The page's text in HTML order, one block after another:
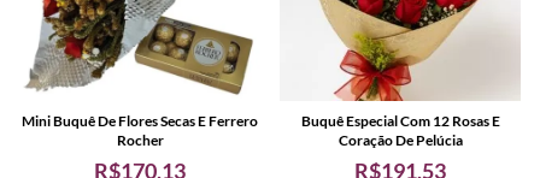
R$170,13
Mini Buquê De Flores Secas E Ferrero
Rocher
R$191,53
Buquê Especial Com 12 Rosas E
Coração De Pelúcia